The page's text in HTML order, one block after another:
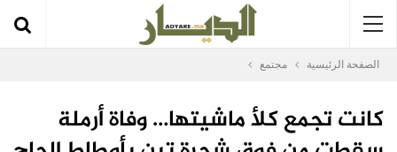
الصفحة الرئيسية مجتمع
كانت تجمع كلأ ماشيتها… وفاة أرملة